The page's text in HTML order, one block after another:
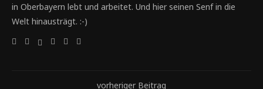
in Oberbayern lebt und arbeitet. Und hier seinen Senf in die
Welt hinausträgt. :-)
vorheriger Beitrag